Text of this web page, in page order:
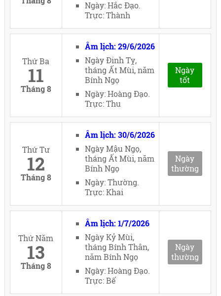
Ngày: Hắc Đạo.
Trực: Thành
Thứ Ba
11
Tháng 8
Âm lịch: 29/6/2026
Ngày Đinh Tỵ,
tháng Ất Mùi, năm
Bính Ngọ
Ngày: Hoàng Đạo.
Trực: Thu
Ngày
tốt
Thứ Tư
12
Tháng 8
Âm lịch: 30/6/2026
Ngày Mậu Ngọ,
tháng Ất Mùi, năm
Bính Ngọ
Ngày: Thường.
Trực: Khai
Ngày
thường
Thứ Năm
13
Tháng 8
Âm lịch: 1/7/2026
Ngày Kỷ Mùi,
tháng Bính Thân,
năm Bính Ngọ
Ngày: Hoàng Đạo.
Trực: Bế
Ngày
thường